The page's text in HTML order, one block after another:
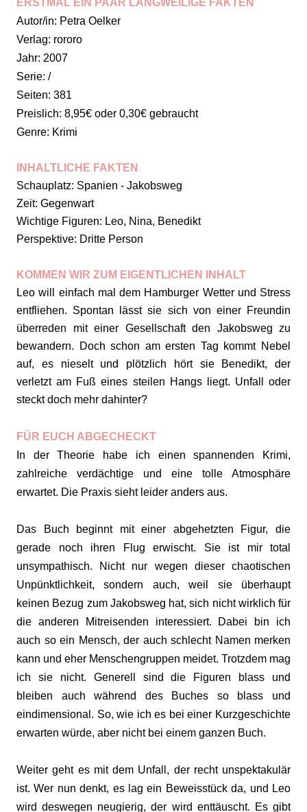
Autor/in: Petra Oelker
Verlag: rororo
Jahr: 2007
Serie: /
Seiten: 381
Preislich: 8,95€ oder 0,30€ gebraucht
Genre: Krimi
INHALTLICHE FAKTEN
Schauplatz: Spanien - Jakobsweg
Zeit: Gegenwart
Wichtige Figuren: Leo, Nina, Benedikt
Perspektive: Dritte Person
KOMMEN WIR ZUM EIGENTLICHEN INHALT
Leo will einfach mal dem Hamburger Wetter und Stress
entfliehen. Spontan lässt sie sich von einer Freundin
überreden mit einer Gesellschaft den Jakobsweg zu
bewandern. Doch schon am ersten Tag kommt Nebel
auf, es nieselt und plötzlich hört sie Benedikt, der
verletzt am Fuß eines steilen Hangs liegt. Unfall oder
steckt doch mehr dahinter?
FÜR EUCH ABGECHECKT
In der Theorie habe ich einen spannenden Krimi,
zahlreiche verdächtige und eine tolle Atmosphäre
erwartet. Die Praxis sieht leider anders aus.
Das Buch beginnt mit einer abgehetzten Figur, die
gerade noch ihren Flug erwischt. Sie ist mir total
unsympathisch. Nicht nur wegen dieser chaotischen
Unpünktlichkeit, sondern auch, weil sie überhaupt
keinen Bezug zum Jakobsweg hat, sich nicht wirklich für
die anderen Mitreisenden interessiert. Dabei bin ich
auch so ein Mensch, der auch schlecht Namen merken
kann und eher Menschengruppen meidet. Trotzdem mag
ich sie nicht. Generell sind die Figuren blass und
bleiben auch während des Buches so blass und
eindimensional. So, wie ich es bei einer Kurzgeschichte
erwarten würde, aber nicht bei einem ganzen Buch.
Weiter geht es mit dem Unfall, der recht unspektakulär
ist. Wer nun denkt, es lag ein Beweisstück da, und Leo
wird deswegen neugierig, der wird enttäuscht. Es gibt